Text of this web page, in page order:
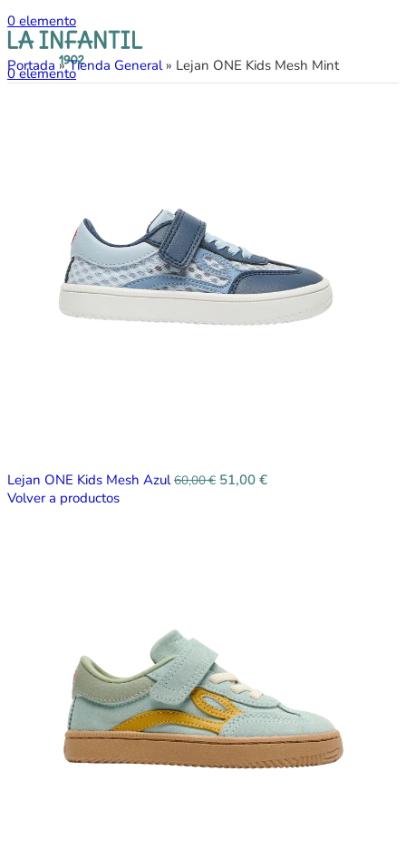
0 elemento
0elemento
Portada »Tienda General» Lejan ONE Kids Mesh Mint
Lejan ONE Kids Mesh Azul60,00€ 51,00 €
Volver a productos